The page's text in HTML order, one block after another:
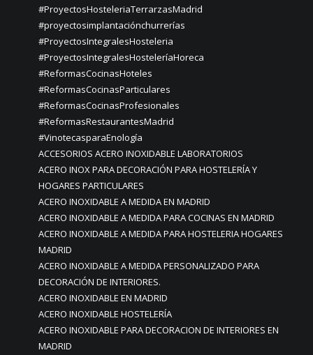
#ProyectosHosteleriaTerrarzasMadrid
#proyectosimplantaciónchurrerías
#ProyectosIntegralesHosteleria
#ProyectosIntegralesHosteleríaHoreca
#ReformasCocinasHoteles
#ReformasCocinasParticulares
#ReformasCocinasProfesionales
#ReformasRestaurantesMadrid
#VinotecasparaEnología
ACCESORIOS ACERO INOXIDABLE LABORATORIOS
ACERO INOX PARA DECORACIÓN PARA HOSTELERÍA Y
HOGARES PARTICULARES
ACERO INOXIDABLE A MEDIDA EN MADRID
ACERO INOXIDABLE A MEDIDA PARA COCINAS EN MADRID
ACERO INOXIDABLE A MEDIDA PARA HOSTELERIA HOGARES
MADRID
ACERO INOXIDABLE A MEDIDA PERSONALIZADO PARA
DECORACIÓN DE INTERIORES.
ACERO INOXIDABLE EN MADRID
ACERO INOXIDABLE HOSTELERÍA
ACERO INOXIDABLE PARA DECORACION DE INTERIORES EN
MADRID